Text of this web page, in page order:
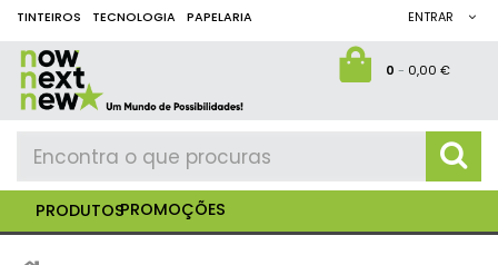
TINTEIROS TECNOLOGIA PAPELARIA ENTRAR
0- 0,00 €
PRODUTOSPROMOÇÕES